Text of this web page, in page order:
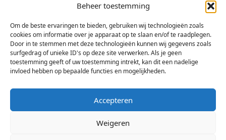
Beheer toestemming
Om de beste ervaringen te bieden, gebruiken wij technologieën zoals
cookies om informatie over je apparaat op te slaan en/of te raadplegen.
Door in te stemmen met deze technologieën kunnen wij gegevens zoals
surfgedrag of unieke ID's op deze site verwerken. Als je geen
toestemming geeft of uw toestemming intrekt, kan dit een nadelige
invloed hebben op bepaalde functies en mogelijkheden.
Accepteren
Weigeren